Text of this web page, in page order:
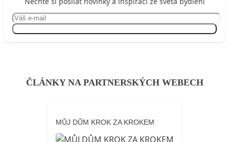
ČLÁNKY NA PARTNERSKÝCH WEBECH
MŮJ DŮM KROK ZA KROKEM